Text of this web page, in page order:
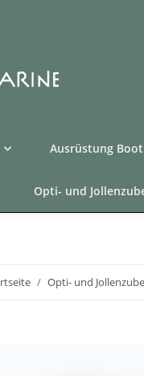
Ausrüstung Boot
Opti- und
Opti- und